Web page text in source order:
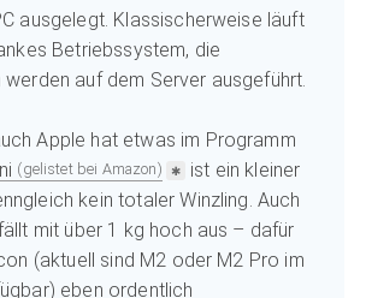
ausgelegt. Klassischerweise läuft
Betriebssystem, die
auf dem Server ausgeführt.
Apple hat etwas im Programm
(gelistet bei Amazon)
ist ein kleiner
kein totaler Winzling. Auch
mit über 1 kg hoch aus – dafür
(aktuell sind M2 oder M2 Pro im
eben ordentlich